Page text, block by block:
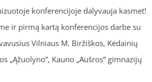
konferencijoje dalyvauja kasmet!
ir pirmą kartą konferencijos darbe su
Vilniaus M. Biržiškos, Kėdainių
„Ąžuolyno”, Kauno „Aušros” gimnazijų